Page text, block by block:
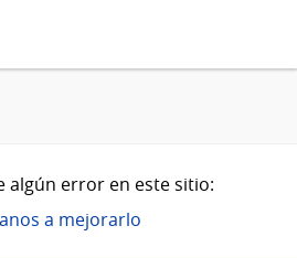
algún error en este sitio:
a mejorarlo